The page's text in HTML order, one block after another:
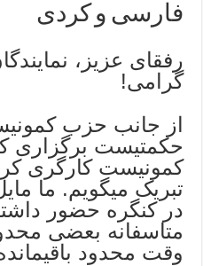
فارسی و کردی
رفقای عزیز،
گرامی!
از جانب حزب
حکمتیست
کمونیست کارگری
تبریک میگویم. ما
در کنگره حضور
متاسفانه بعضی
وقت محدود